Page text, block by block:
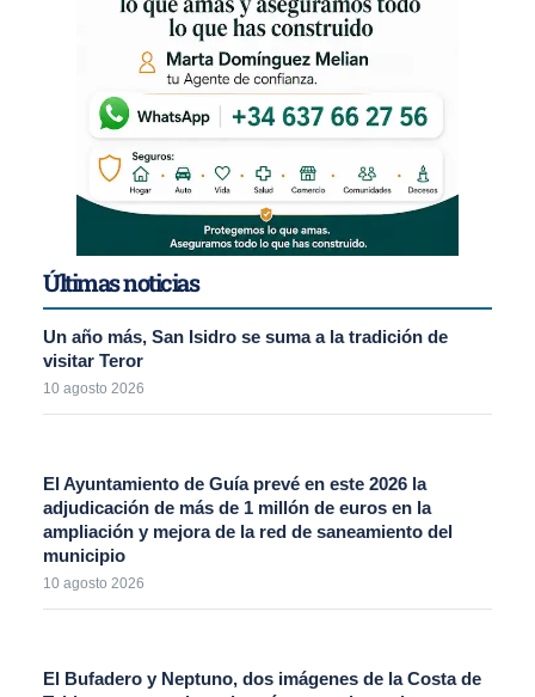
Últimas noticias
Un año más, San Isidro se suma a la tradición de
visitar Teror
10 agosto 2026
El Ayuntamiento de Guía prevé en este 2026 la
adjudicación de más de 1 millón de euros en la
ampliación y mejora de la red de saneamiento del
municipio
10 agosto 2026
El Bufadero y Neptuno, dos imágenes de la Costa de